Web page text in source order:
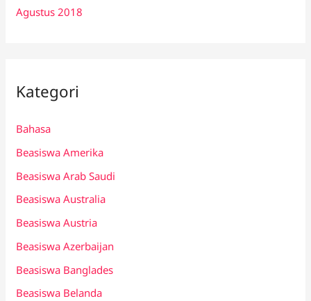
Agustus 2018
Kategori
Bahasa
Beasiswa Amerika
Beasiswa Arab Saudi
Beasiswa Australia
Beasiswa Austria
Beasiswa Azerbaijan
Beasiswa Banglades
Beasiswa Belanda